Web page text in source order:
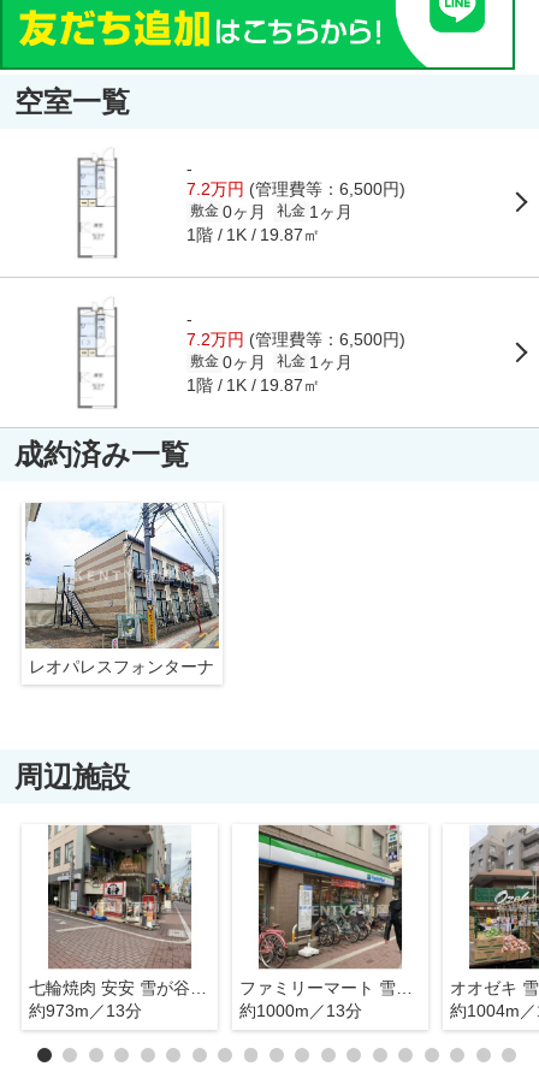
空室一覧
-
7.2万円 (管理費等：6,500円)
敷金 0ヶ月 礼金 1ヶ月
1階 1K 19.87㎡
-
7.2万円 (管理費等：6,500円)
敷金 0ヶ月 礼金 1ヶ月
1階 1K 19.87㎡
成約済み一覧
レオパレスフォンターナ
周辺施設
約973m／13分
ファミリーマート 雪谷大塚店
約1000m／13分
オオゼキ
約1004m